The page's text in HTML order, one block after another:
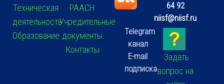
Техническая
деятельность
Образование
РААСН
Учредительные
документы
Контакты
Telegram
канал
E-mail
подписка
64 92
niisf@niisf.ru
Задать
вопрос на